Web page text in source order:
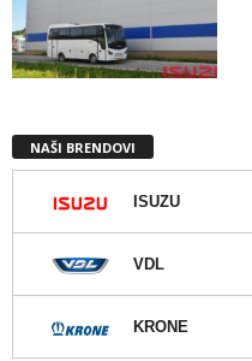
NAŠI BRENDOVI
ISUZU
VDL
KRONE